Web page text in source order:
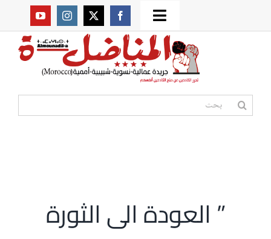
to
Toggle
Navigation
من نحن؟
البحث
” العودة الى الثورة